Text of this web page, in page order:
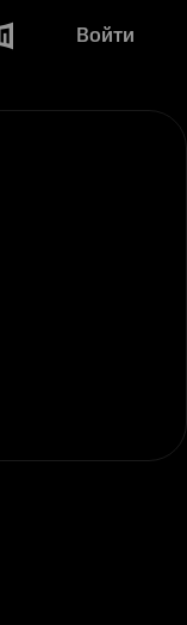
Войти